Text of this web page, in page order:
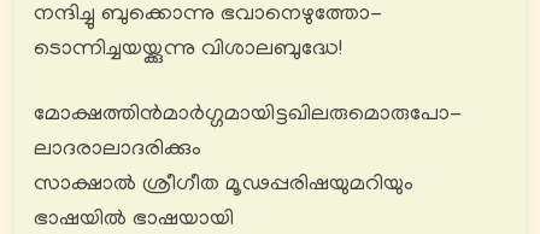
നന്ദിച്ചു ബുക്കൊന്നു ഭവാനെഴുത്തോ-
ടൊന്നിച്ചയയ്ക്കുന്നു വിശാലബുദ്ധേ!
മോക്ഷത്തിൻമാര്‍ഗ്ഗമായിട്ടഖിലരുമൊരുപോ-
ലാദരാലാദരിക്കും
സാക്ഷാൽ ശ്രീഗീത മൂഢപ്പരിഷയുമറിയും
ഭാഷയിൽ ഭാഷയായി